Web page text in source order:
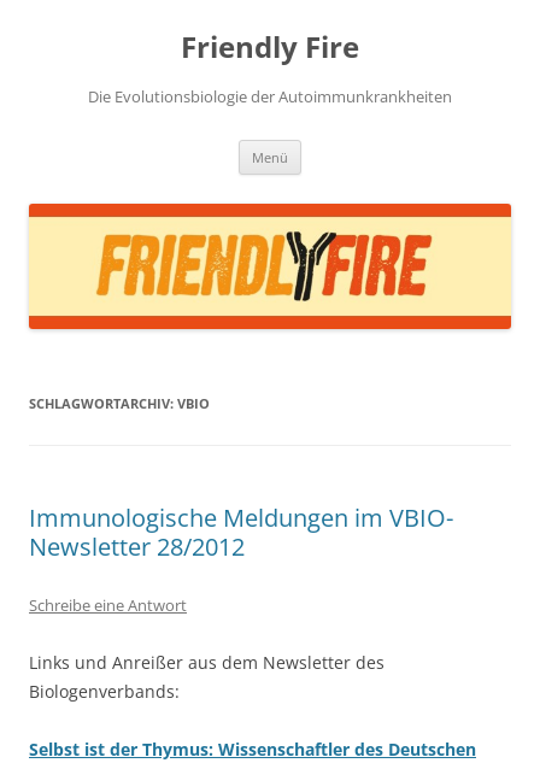
Friendly Fire
Die Evolutionsbiologie der Autoimmunkrankheiten
Menü
SCHLAGWORTARCHIV: VBIO
Immunologische Meldungen im VBIO-
Newsletter 28/2012
Schreibe eine Antwort
Links und Anreißer aus dem Newsletter des
Biologenverbands:
Selbst ist der Thymus: Wissenschaftler des Deutschen